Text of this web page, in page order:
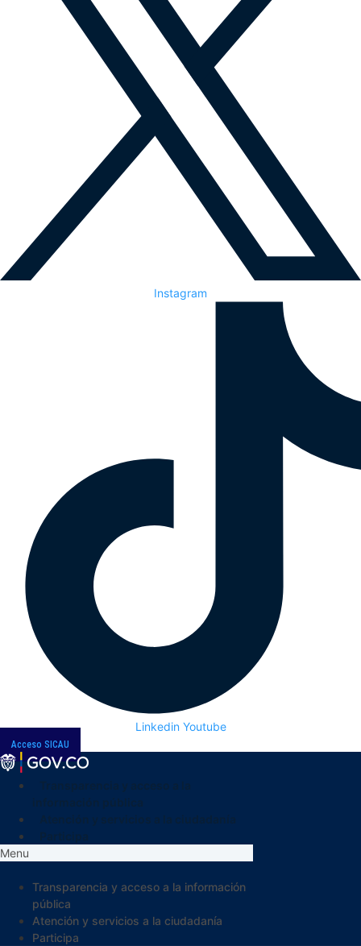
Instagram
Linkedin Youtube
Acceso SICAU
Menu
Transparencia y acceso a la información
pública
Atención y servicios a la ciudadanía
Participa